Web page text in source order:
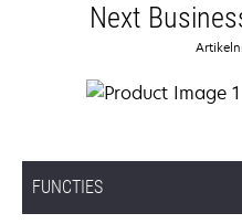
Next
FUNCTIES